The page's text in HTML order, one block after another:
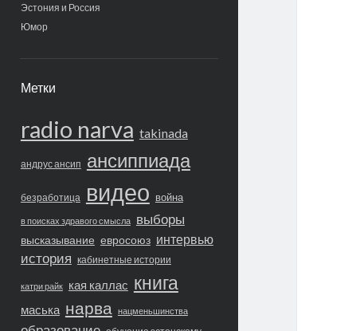
Эстония и Россия
Юмор
Метки
radio narva takinada
андрус ансип ансиппиада
безработица видео война
в поисках здравого смысла выборы
высказывание евросоюз интервью
история кабинетные истории
катри райк кая каллас книга
маська нарва нацменьшинства